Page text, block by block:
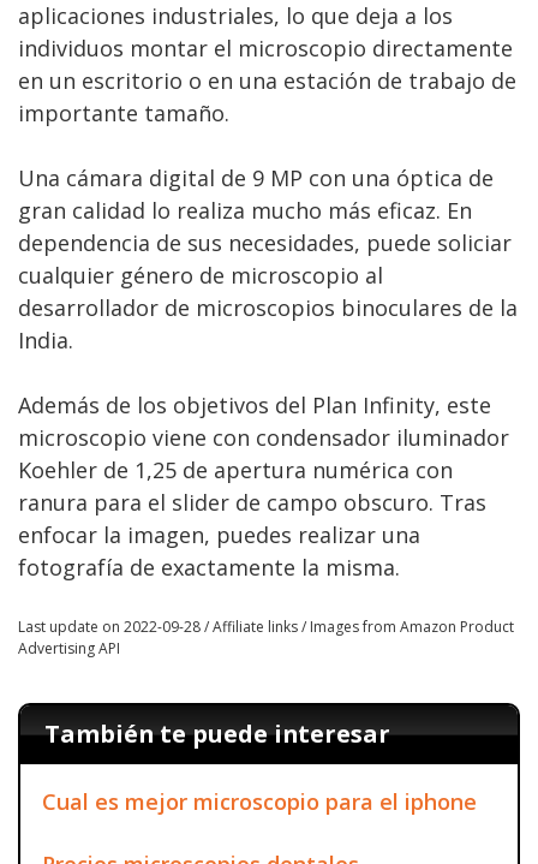
aplicaciones industriales, lo que deja a los
individuos montar el microscopio directamente
en un escritorio o en una estación de trabajo de
importante tamaño.
Una cámara digital de 9 MP con una óptica de
gran calidad lo realiza mucho más eficaz. En
dependencia de sus necesidades, puede soliciar
cualquier género de microscopio al
desarrollador de microscopios binoculares de la
India.
Además de los objetivos del Plan Infinity, este
microscopio viene con condensador iluminador
Koehler de 1,25 de apertura numérica con
ranura para el slider de campo obscuro. Tras
enfocar la imagen, puedes realizar una
fotografía de exactamente la misma.
Last update on 2022-09-28 / Affiliate links / Images from Amazon Product
Advertising API
También te puede interesar
Cual es mejor microscopio para el iphone